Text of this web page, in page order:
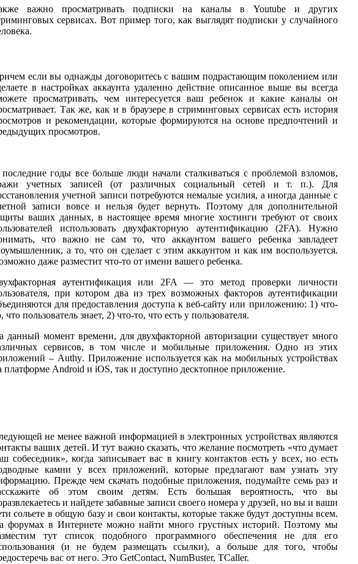
важно просматривать подписки на каналы в Youtube и других
сервисах. Вот пример того, как выглядят подписки у случайного
если вы однажды договоритесь с вашим подрастающим поколением или
в настройках аккаунта удаленно действие описанное выше вы всегда
просматривать, чем интересуется ваш ребенок и какие каналы он
Так же, как и в браузере в стриминговых сервисах есть история
и рекомендации, которые формируются на основе предпочтений и
просмотров.
годы все больше люди начали сталкиваться с проблемой взломов,
учетных записей (от различных социальный сетей и т. п.). Для
учетной записи потребуются немалые усилия, а иногда данные с
записи вовсе и нельзя будет вернуть. Поэтому для дополнительной
ваших данных, в настоящее время многие хостинги требуют от своих
использовать двухфакторную аутентификацию (2FA). Нужно
что важно не сам то, что аккаунтом вашего ребенка завладеет
а то, что он сделает с этим аккаунтом и как им воспользуется.
даже разместит что-то от имени вашего ребенка.
аутентификация или 2FA — это метод проверки личности
при котором два из трех возможных факторов аутентификации
для предоставления доступа к веб-сайту или приложению: 1) что-
что пользователь знает, 2) что-то, что есть у пользователя.
данный момент времени, для двухфакторной авторизации существует много
сервисов, в том числе и мобильные приложения. Одно из этих
– Authy. Приложение используется как на мобильных устройствах
платформе Android и iOS, так и доступно десктопное приложение.
не менее важной информацией в электронных устройствах являются
ваших детей. И тут важно сказать, что желание посмотреть «что думает
собеседник», когда записывает вас в книгу контактов есть у всех, но есть
камни у всех приложений, которые предлагают вам узнать эту
Прежде чем скачать подобные приложения, подумайте семь раз и
об этом своим детям. Есть большая вероятность, что вы
и найдете забавные записи своего номера у друзей, но вы и ваши
сольете в общую базу и свои контакты, которые также будут доступны всем.
форумах в Интернете можно найти много грустных историй. Поэтому мы
тут список подобного программного обеспечения не для его
(и не будем размещать ссылки), а больше для того, чтобы
вас от него. Это GetContact, NumBuster, TCaller.